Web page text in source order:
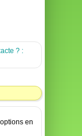
? :
en